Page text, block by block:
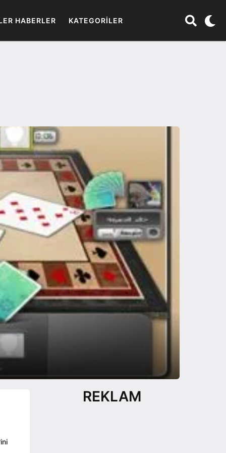
HABERLER KATEGORILER
REKLAM